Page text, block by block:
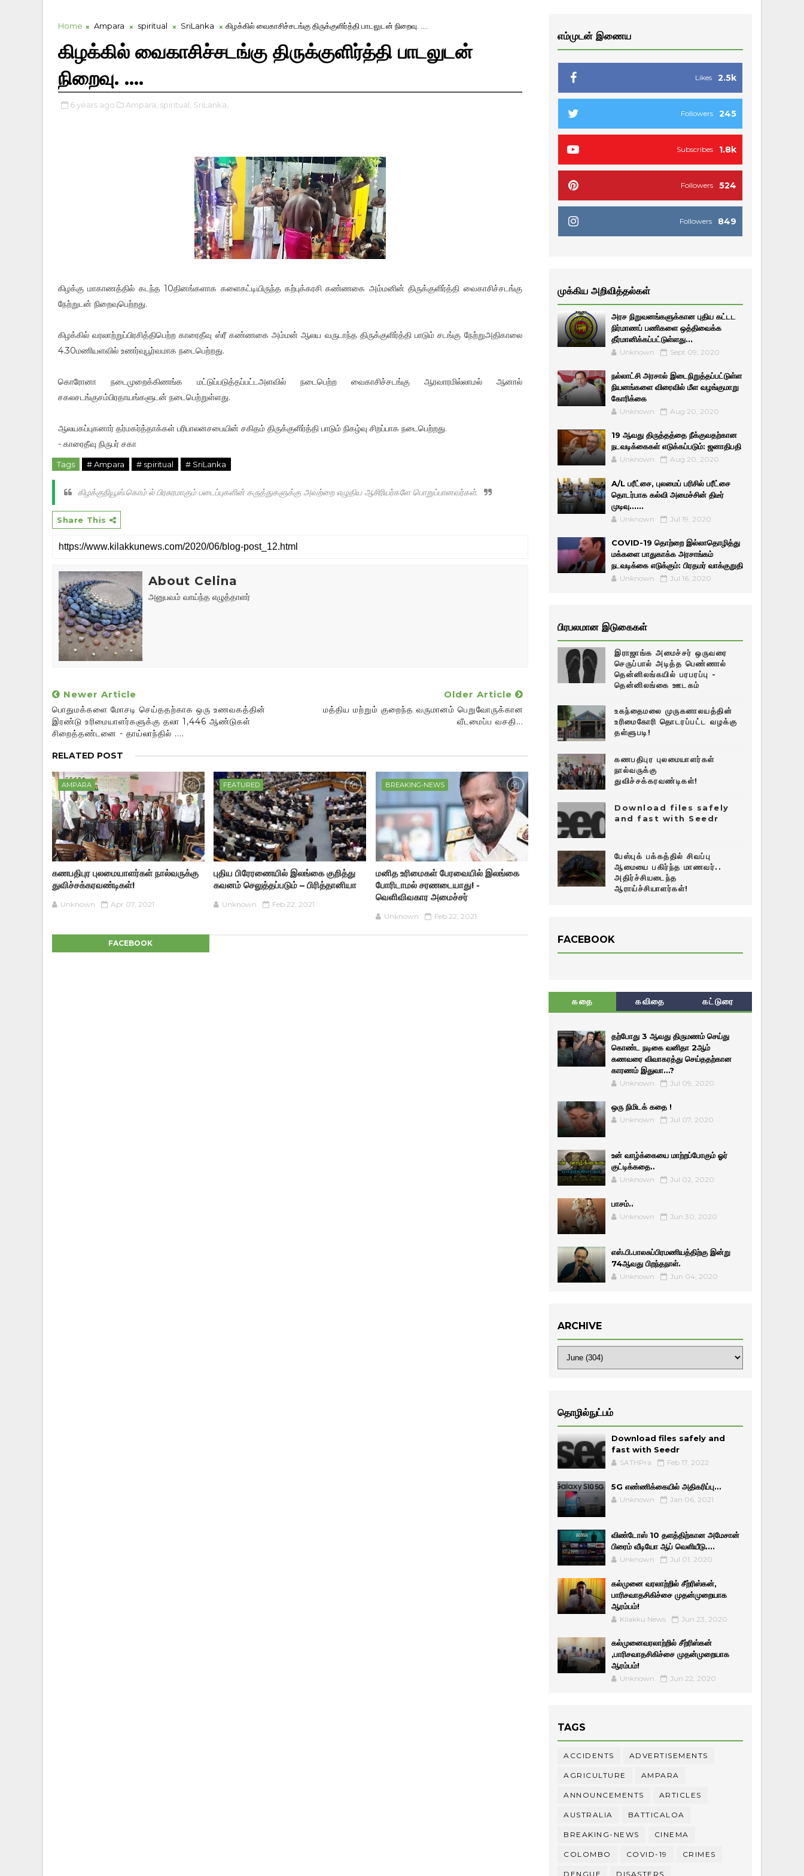
Home Ampara spiritual SriLanka கிழக்கில் வைகாசிச்சடங்கு திருக்குளிர்த்தி பாடலுடன் நிறைவு. ....
கிழக்கில் வைகாசிச்சடங்கு திருக்குளிர்த்தி பாடலுடன்
நிறைவு. ....
6 years ago Ampara, spiritual, SriLanka,
கிழக்கு மாகாணத்தில் கடந்த 10தினங்களாக களைகட்டியிருந்த கற்புக்கரசி கண்ணகை அம்மனின் திருக்குளிர்த்தி வைகாசிச்சடங்கு
நேற்றுடன் நிறைவுபெற்றது.
கிழக்கில் வரலாற்றுப்பிரசித்திபெற்ற காரைதீவு ஸ்ரீ கண்ணகை அம்மன் ஆலய வருடாந்த திருக்குளிர்த்தி பாடும் சடங்கு நேற்றுஅதிகாலை
4.30மணியளவில் உணர்வுபூர்வமாக நடைபெற்றது.
கொரோனா நடைமுறைக்கிணங்க மட்டுப்படுத்தப்பட்டஅளவில் நடைபெற்ற வைகாசிச்சடங்கு ஆரவாரமில்லாமல் ஆனால்
சகலசடங்குசம்பிரதாயங்களுடன் நடைபெற்றுள்ளது.
ஆலயகப்புகனார் தர்மகர்த்தாக்கள் பரிபாலனசபையின் சகிதம் திருக்குளிர்த்தி பாடும் நிகழ்வு சிறப்பாக நடைபெற்றது.
- காரைதீவு நிருபர் சகா
Tags # Ampara # spiritual # SriLanka
கிழக்குநியூஸ்.கொம் ல் பிரசுரமாகும் படைப்புகளின் கருத்துகளுக்கு அவற்றை எழுதிய ஆசிரியர்களே பொறுப்பானவர்கள்.
Share This
About Celina
அனுபவம் வாய்ந்த எழுத்தாளர்
Newer Article
பொதுமக்களை மோசடி செய்ததற்காக ஒரு உணவகத்தின்
இரண்டு உரிமையாளர்களுக்கு தலா 1,446 ஆண்டுகள்
சிறைத்தண்டனை - தாய்லாந்தில் ....
Older Article
மத்திய மற்றும் குறைந்த வருமானம் பெறுவோருக்கான
வீடமைப்ப வசதி...
RELATED POST
AMPARA
கணபதிபுர புலமையாளர்கள் நால்வருக்கு
துவிச்சக்கரவண்டிகள்!
Unknown Apr 07, 2021
FEATURED
புதிய பிரேரணையில் இலங்கை குறித்து
கவனம் செலுத்தப்படும் – பிரித்தானியா
Unknown Feb 22, 2021
BREAKING-NEWS
மனித உரிமைகள் பேரவையில் இலங்கை
போரிடாமல் சரணடையாது! -
வெளிவிவகார அமைச்சர்
Unknown Feb 22, 2021
FACEBOOK
எம்முடன் இணைய
2.5k
Likes
245
Followers
1.8k
Subscribes
524
Followers
849
Followers
முக்கிய அறிவித்தல்கள்
அரச நிறுவனங்களுக்கான புதிய கட்டட
நிர்மாணப் பணிகளை ஒத்திவைக்க
தீர்மானிக்கப்பட்டுள்ளது...
Unknown Sept 09, 2020
நல்லாட்சி அரசால் இடைநிறுத்தப்பட்டுள்ள
நியனங்களை விரைவில் மீள வழங்குமாறு
கோரிக்கை
Unknown Aug 20, 2020
19 ஆவது திருத்தத்தை நீக்குவதற்கான
நடவடிக்கைகள் எடுக்கப்படும்: ஜனாதிபதி
Unknown Aug 20, 2020
A/L பரீட்சை, புலமைப் பரிசில் பரீட்சை
தொடர்பாக கல்வி அமைச்சின் திடீர்
முடிவு......
Unknown Jul 19, 2020
COVID-19 தொற்றை இல்லாதொழித்து
மக்களை பாதுகாக்க அரசாங்கம்
நடவடிக்கை எடுக்கும்: பிரதமர் வாக்குறுதி
Unknown Jul 16, 2020
பிரபலமான இடுகைகள்
இராஜாங்க அமைச்சர் ஒருவரை
செருப்பால் அடித்த பெண்ணால்
தென்னிலங்கயில் பரபரப்பு -
தென்னிலங்கை ஊடகம்
உகந்தைமலை முருகனாலயத்தின்
உரிமைகோரி தொடரப்பட்ட வழக்கு
தள்ளுபடி!
கணபதிபுர புலமையாளர்கள்
நால்வருக்கு
துவிச்சக்கரவண்டிகள்!
Download files safely
and fast with Seedr
பேஸ்புக் பக்கத்தில் சிவப்பு
ஆமையை பகிர்ந்த மாணவர்..
அதிர்ச்சியடைந்த
ஆராய்ச்சியாளர்கள்!
FACEBOOK
கதை கவிதை கட்டுரை
தற்போது 3 ஆவது திருமணம் செய்து
கொண்ட நடிகை வனிதா 2ஆம்
கணவரை விவாகரத்து செய்ததற்கான
காரணம் இதுவா…?
Unknown Jul 09, 2020
ஒரு நிமிடக் கதை !
Unknown Jul 07, 2020
உன் வாழ்க்கையை மாற்றப்போகும் ஓர்
குட்டிக்கதை..
Unknown Jul 02, 2020
பாசம்..
Unknown Jun 30, 2020
எஸ்.பி.பாலசுப்பிரமணியத்திற்கு இன்று
74ஆவது பிறந்தநாள்.
Unknown Jun 04, 2020
ARCHIVE
தொழில்நுட்பம்
Download files safely and
fast with Seedr
SATHPra Feb 17, 2022
5G எண்ணிக்கையில் அதிகரிப்பு...
Unknown Jan 06, 2021
விண்டோஸ் 10 தளத்திற்கான அமேசான்
பிரைம் வீடியோ ஆப் வெளியீடு....
Unknown Jul 01, 2020
கல்முனை வரலாற்றில் சீற்ரிஸ்கன்,
பாரிசவாதசிகிச்சை முதன்முறையாக
ஆரம்பம்!
Kilakku News Jun 23, 2020
கல்முனைவரலாற்றில் சீற்ரிஸ்கன்
,பாரிசவாதசிகிச்சை முதன்முறையாக
ஆரம்பம்!
Unknown Jun 22, 2020
TAGS
ACCIDENTS ADVERTISEMENTS
AGRICULTURE AMPARA
ANNOUNCEMENTS ARTICLES
AUSTRALIA BATTICALOA
BREAKING-NEWS CINEMA
COLOMBO COVID-19 CRIMES
DENGUE DISASTERS